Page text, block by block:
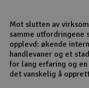
Mot slutten av
samme utfordringene
opplevd: økende
handlevaner og et
for lang erfaring og
det vanskelig å